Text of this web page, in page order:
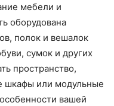
мебели и
оборудована
полок и вешалок
сумок и других
пространство,
шкафы или модульные
вашей